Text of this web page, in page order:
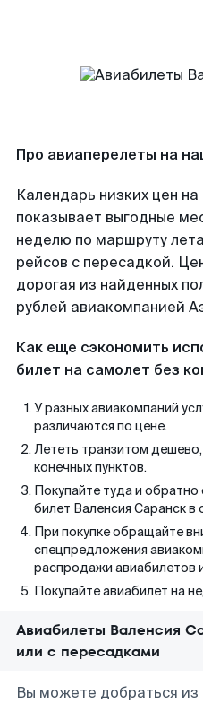
Про авиаперелеты на
Календарь низких цен
показывает выгодные
неделю по маршруту
рейсов с пересадкой.
дорогая из найденных
рублей авиакомпанией
Как еще сэкономить
билет на самолет без
У разных авиакомпаний
различаются по цене.
Лететь транзитом
конечных пунктов.
Покупайте туда и
билет Валенсия Саранск в
При покупке обращайте
спецпредложения
распродажи авиабилетов
Покупайте авиабилет на
Авиабилеты Валенсия
или с пересадками
Вы можете добраться